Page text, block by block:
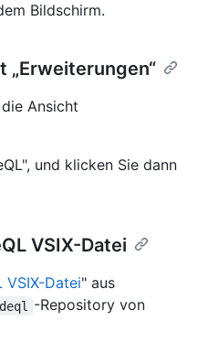
Bildschirm.
„Erweiterungen“
Ansicht
und klicken Sie dann
VSIX-Datei
VSIX-Datei" aus
-Repository von